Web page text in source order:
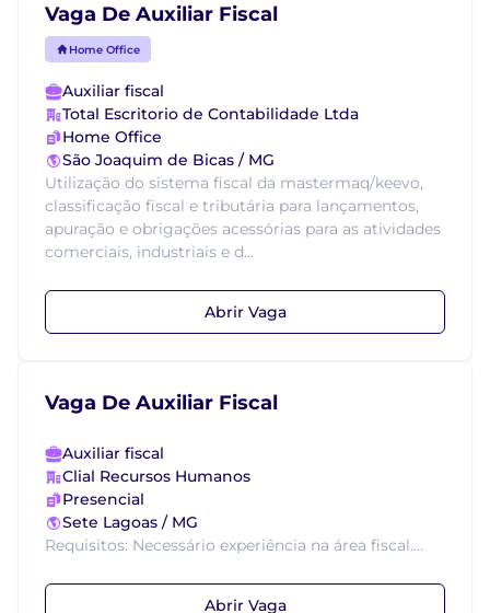
Vaga De Auxiliar Fiscal
Home Office
Auxiliar fiscal
Total Escritorio de Contabilidade Ltda
Home Office
São Joaquim de Bicas / MG
Utilização do sistema fiscal da mastermaq/keevo,
classificação fiscal e tributária para lançamentos,
apuração e obrigações acessórias para as atividades
comerciais, industriais e d...
Abrir Vaga
Vaga De Auxiliar Fiscal
Auxiliar fiscal
Clial Recursos Humanos
Presencial
Sete Lagoas / MG
Requisitos: Necessário experiência na área fiscal....
Abrir Vaga